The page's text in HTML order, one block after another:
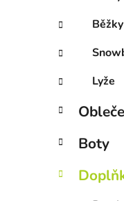
Běžky
Lyže
Boty